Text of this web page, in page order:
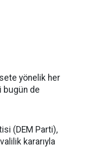
yönelik her
bugün de
(DEM Parti),
kararıyla